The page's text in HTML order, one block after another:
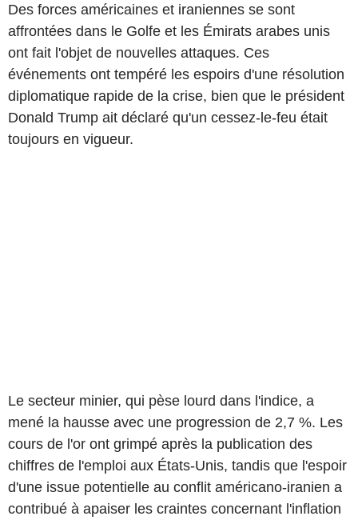
Des forces américaines et iraniennes se sont
affrontées dans le Golfe et les Émirats arabes unis
ont fait l'objet de nouvelles attaques. Ces
événements ont tempéré les espoirs d'une résolution
diplomatique rapide de la crise, bien que le président
Donald Trump ait déclaré qu'un cessez-le-feu était
toujours en vigueur.
Le secteur minier, qui pèse lourd dans l'indice, a
mené la hausse avec une progression de 2,7 %. Les
cours de l'or ont grimpé après la publication des
chiffres de l'emploi aux États-Unis, tandis que l'espoir
d'une issue potentielle au conflit américano-iranien a
contribué à apaiser les craintes concernant l'inflation